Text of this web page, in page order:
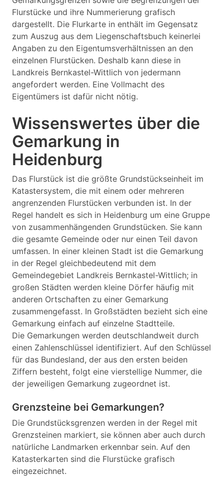
Flurstücke und ihre Nummerierung grafisch
dargestellt. Die Flurkarte in enthält im Gegensatz
zum Auszug aus dem Liegenschaftsbuch keinerlei
Angaben zu den Eigentumsverhältnissen an den
einzelnen Flurstücken. Deshalb kann diese in
Landkreis Bernkastel-Wittlich von jedermann
angefordert werden. Eine Vollmacht des
Eigentümers ist dafür nicht nötig.
Wissenswertes über die
Gemarkung in
Heidenburg
Das Flurstück ist die größte Grundstückseinheit im
Katastersystem, die mit einem oder mehreren
angrenzenden Flurstücken verbunden ist. In der
Regel handelt es sich in Heidenburg um eine Gruppe
von zusammenhängenden Grundstücken. Sie kann
die gesamte Gemeinde oder nur einen Teil davon
umfassen. In einer kleinen Stadt ist die Gemarkung
in der Regel gleichbedeutend mit dem
Gemeindegebiet Landkreis Bernkastel-Wittlich; in
großen Städten werden kleine Dörfer häufig mit
anderen Ortschaften zu einer Gemarkung
zusammengefasst. In Großstädten bezieht sich eine
Gemarkung einfach auf einzelne Stadtteile.
Die Gemarkungen werden deutschlandweit durch
einen Zahlenschlüssel identifiziert. Auf den Schlüssel
für das Bundesland, der aus den ersten beiden
Ziffern besteht, folgt eine vierstellige Nummer, die
der jeweiligen Gemarkung zugeordnet ist.
Grenzsteine bei Gemarkungen?
Die Grundstücksgrenzen werden in der Regel mit
Grenzsteinen markiert, sie können aber auch durch
natürliche Landmarken erkennbar sein. Auf den
Katasterkarten sind die Flurstücke grafisch
eingezeichnet.